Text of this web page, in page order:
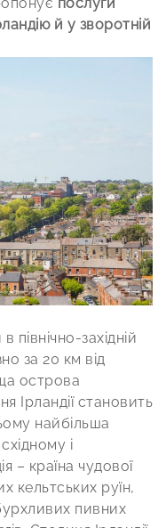
й у зворотній
північно-західній
за 20 км від
острова
Ірландії становить
найбільша
і
– країна чудової
кельтських руїн,
пивних